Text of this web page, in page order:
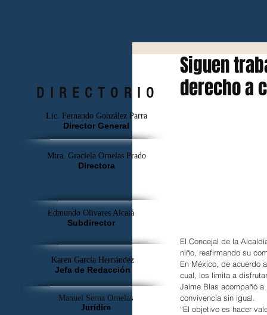
Siguen
derecho a
El Concejal de la
niño, reafirmando su
En México, de acuerdo
cual, los limita a
Jaime Blas acompañó
convivencia sin igual.
“El objetivo es hacer
DIRECTORIO
Lic. Fernando González Parra
Director General
Mtra. Graciela Ornelas Prado
Directora
Edmundo Olivares Alcalá
Subdirector
Karen García Hernández
Jefa de Redacción
Manuel Serna Ornelas
Jurídico